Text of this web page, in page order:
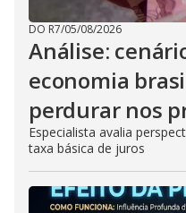
DO R7/05/08/2026
Análise:
economia
perdurar nos
Especialista avalia
taxa básica de juros